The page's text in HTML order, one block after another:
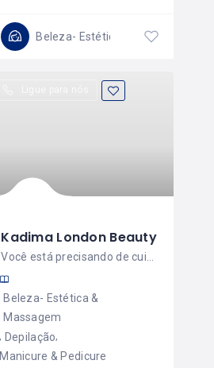
Kadima London Beauty
Você está precisando de cuidados??? Pode contar comigo, sou uma profissional com muita experiência
Beleza- Estética &
Massagem
Depilação
Manicure & Pedicure